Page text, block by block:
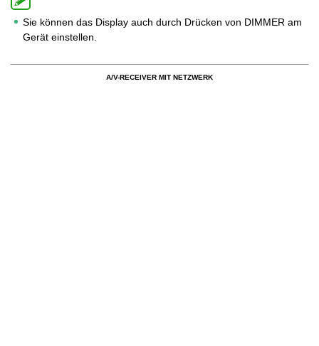
Sie können das Display auch durch Drücken von DIMMER am
Gerät einstellen.
A/V-RECEIVER MIT NETZWERK